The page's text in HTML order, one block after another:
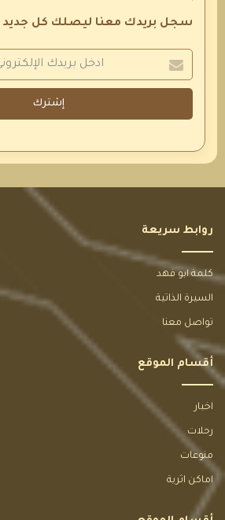
سجل بريدك معنا ليصلك كل جديد
إشترك
روابط سريعة
كلمة ابو فهد
السيرة الذاتية
تواصل معنا
أقسام الموقع
اخبار
رحلات
منوعات
اماكن اثرية